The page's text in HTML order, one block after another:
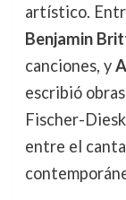
artístico.
Benjamin
canciones, y
escribió
Fischer-
entre el